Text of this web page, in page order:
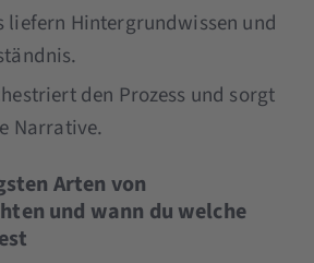
liefern Hintergrundwissen und
den Prozess und sorgt
Narrative.
Arten von
und wann du welche